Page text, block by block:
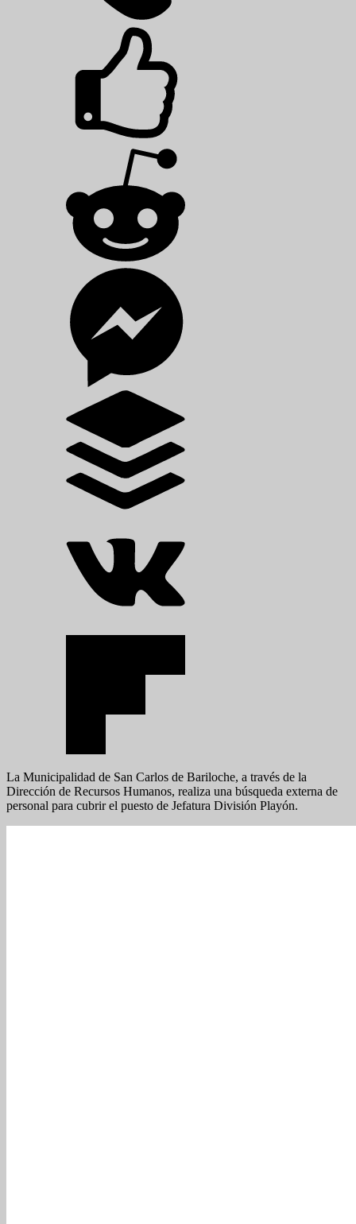
La Municipalidad de San Carlos de Bariloche, a través de la
Dirección de Recursos Humanos, realiza una búsqueda externa de
personal para cubrir el puesto de Jefatura División Playón.